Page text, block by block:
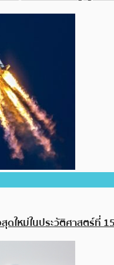
ดใหม่ในประวัติศาสตร์ที่